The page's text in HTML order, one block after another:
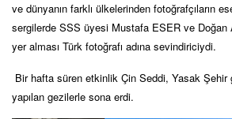
ve dünyanın farklı ülkelerinden fotoğrafçıların
sergilerde SSS üyesi Mustafa ESER ve Doğan
yer alması Türk fotoğrafı adına sevindiriciydi.
Bir hafta süren etkinlik Çin Seddi, Yasak Şehir
yapılan gezilerle sona erdi.